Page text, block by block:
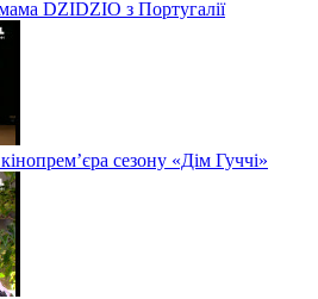
DZIDZIO з Португалії
сезону «Дім Гуччі»